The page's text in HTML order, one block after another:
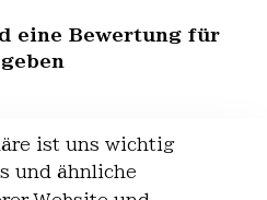
eine Bewertung für
- klicken Sie
ist uns wichtig
und ähnliche